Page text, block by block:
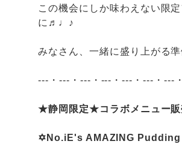
この機会にしか味わえない限
に♬♩♪
みなさん、一緒に盛り上がる
---・---・---・---・---・---・---
★静岡限定★コラボメニュー販
✡️No.iE's AMAZING Pudding